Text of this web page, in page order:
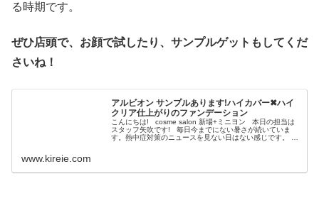
る時期です。
ぜひ店頭で、お顔で試したり、サンプルゲットもしてくだ
さいね！
アルビオン サンプルあります!ハイカバー✖︎ハイ
クリア仕上がりのファンデーション
こんにちは! cosme salon 新場+ミニヨン 本日の担当は
スタッフ矢吹です! 毎日今までにない暑さが続いていま
す。熱中症対策のニュースを見ない日はない感じです。
www.kireie.com